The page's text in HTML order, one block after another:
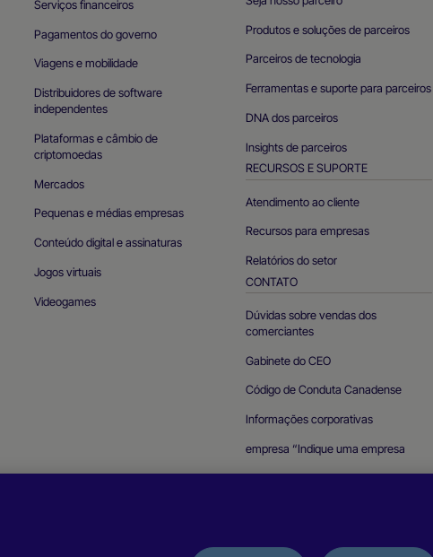
Serviços financeiros
Pagamentos do governo
Viagens e mobilidade
Distribuidores de software
independentes
Plataformas e câmbio de
criptomoedas
Mercados
Pequenas e médias empresas
Conteúdo digital e assinaturas
Jogos virtuais
Videogames
Produtos e soluções de parceiros
Parceiros de tecnologia
Ferramentas e suporte para parceiros
DNA dos parceiros
Insights de parceiros
RECURSOS E SUPORTE
Atendimento ao cliente
Recursos para empresas
Relatórios do setor
CONTATO
Dúvidas sobre vendas dos
comerciantes
Gabinete do CEO
Código de Conduta Canadense
Informações corporativas
empresa “Indique uma empresa
Relatar uma vulnerabilidade de